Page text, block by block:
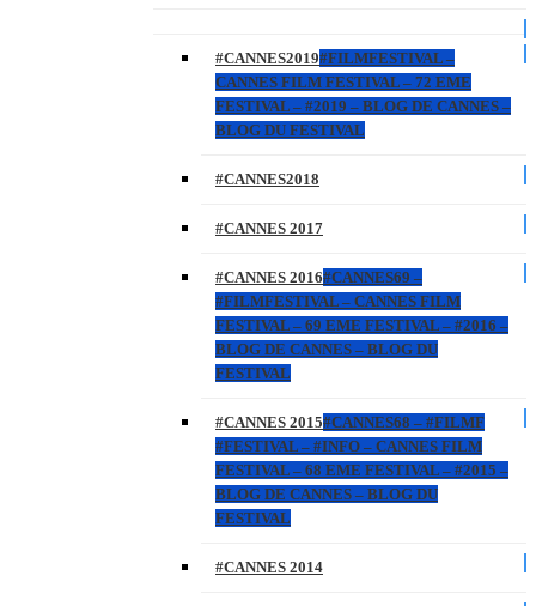
#CANNES2019#FILMFESTIVAL –
CANNES FILM FESTIVAL – 72 EME
FESTIVAL – #2019 – BLOG DE CANNES –
BLOG DU FESTIVAL
#CANNES2018
#CANNES 2017
#CANNES 2016#CANNES69 –
#FILMFESTIVAL – CANNES FILM
FESTIVAL – 69 EME FESTIVAL – #2016 –
BLOG DE CANNES – BLOG DU
FESTIVAL
#CANNES 2015#CANNES68 – #FILMF
#FESTIVAL – #INFO – CANNES FILM
FESTIVAL – 68 EME FESTIVAL – #2015 –
BLOG DE CANNES – BLOG DU
FESTIVAL
#CANNES 2014